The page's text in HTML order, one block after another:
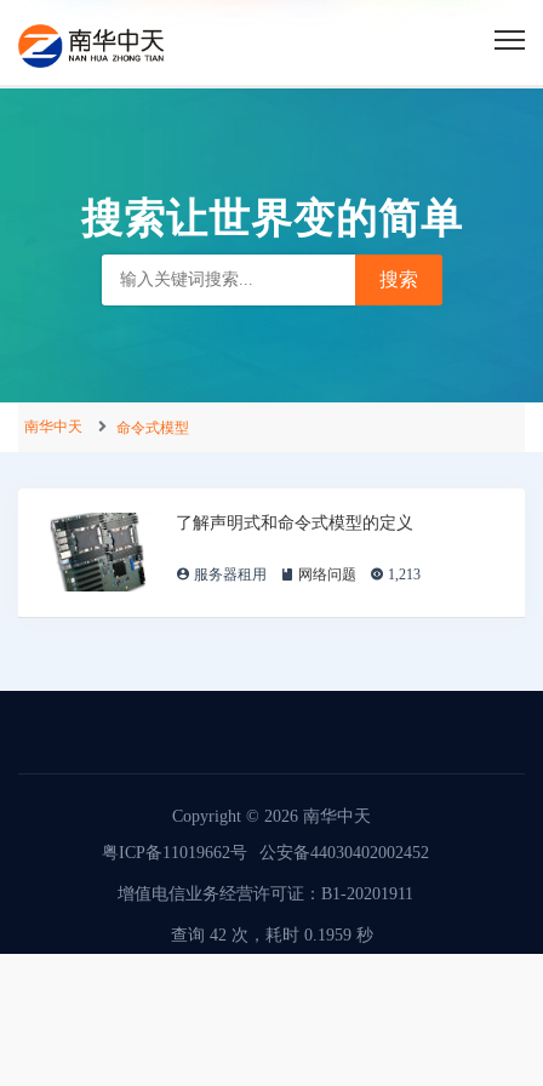
搜索让世界变的简单
南华中天 命令式模型
了解声明式和命令式模型的定义
服务器租用 网络问题 1,213
Copyright © 2026 南华中天
粤ICP备11019662号
公安备44030402002452
增值电信业务经营许可证：B1-20201911
查询 42 次，耗时 0.1959 秒